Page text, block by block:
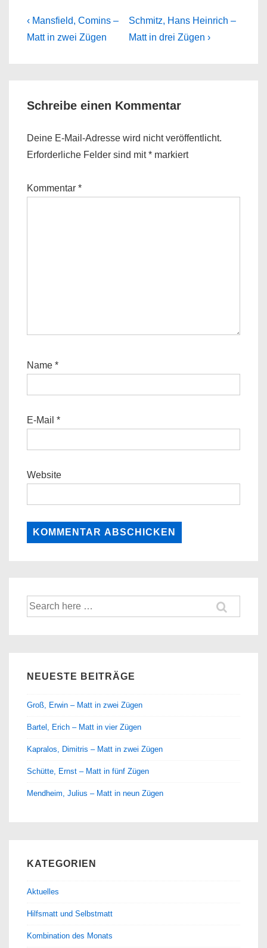
Beitragsnavigation
Previous
Post
‹ Mansfield, Comins –
Matt in zwei Zügen
Next
Post
Schmitz, Hans Heinrich –
Matt in drei Zügen ›
Schreibe einen Kommentar
Deine E-Mail-Adresse wird nicht veröffentlicht.
Erforderliche Felder sind mit* markiert
Kommentar *
Name *
E-Mail *
Website
Suche
nach:
NEUESTE BEITRÄGE
Groß, Erwin – Matt in zwei Zügen
Bartel, Erich – Matt in vier Zügen
Kapralos, Dimitris – Matt in zwei Zügen
Schütte, Ernst – Matt in fünf Zügen
Mendheim, Julius – Matt in neun Zügen
KATEGORIEN
Aktuelles
Hilfsmatt und Selbstmatt
Kombination des Monats